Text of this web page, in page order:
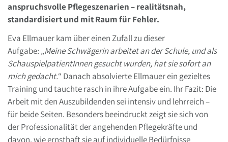
anspruchsvolle Pflegeszenarien – realitätsnah,
standardisiert und mit Raum für Fehler.
Eva Ellmauer kam über einen Zufall zu dieser
Aufgabe: „Meine Schwägerin arbeitet an der Schule, und als
SchauspielpatientInnen gesucht wurden, hat sie sofort an
mich gedacht.“ Danach absolvierte Ellmauer ein gezieltes
Training und tauchte rasch in ihre Aufgabe ein. Ihr Fazit: Die
Arbeit mit den Auszubildenden sei intensiv und lehrreich –
für beide Seiten. Besonders beeindruckt zeigt sie sich von
der Professionalität der angehenden Pflegekräfte und
davon, wie ernsthaft sie auf individuelle Bedürfnisse